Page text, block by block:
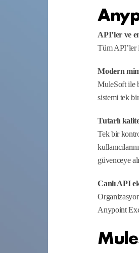
API’ler ve
Tüm API’ler
Modern
MuleSoft ile
sistemi tek
Tutarlı
Tek bir
güvenceye
Canlı API
Anypoint